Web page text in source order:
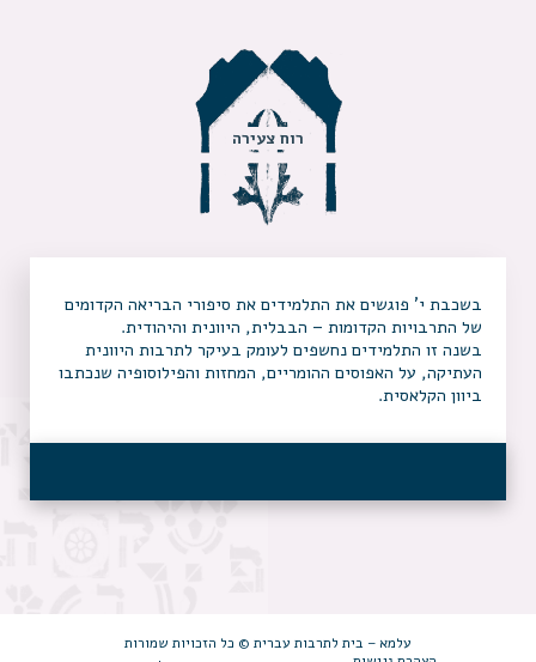
רוח צעירה
בשכבת י’ פוגשים את התלמידים את סיפורי הבריאה הקדומים
של התרבויות הקדומות – הבבלית, היוונית והיהודית.
בשנה זו התלמידים נחשפים לעומק בעיקר לתרבות היוונית
העתיקה, על האפוסים ההומריים, המחזות והפילוסופיה שנכתבו
ביוון הקלאסית.
עלמא – בית לתרבות עברית © כל הזכויות שמורות